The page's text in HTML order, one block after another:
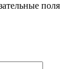
поля